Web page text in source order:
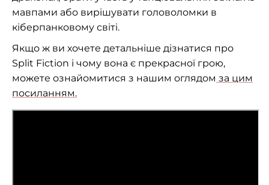
мавпами або вирішувати головоломки в
кіберпанковому світі.
Якщо ж ви хочете детальніше дізнатися про
Split Fiction і чому вона є прекрасної грою,
можете ознайомитися з нашим оглядом за цим
посиланням.